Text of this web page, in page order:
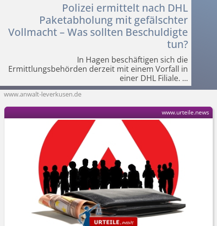
Polizei ermittelt nach DHL
Paketabholung mit gefälschter
Vollmacht – Was sollten Beschuldigte
tun?
In Hagen beschäftigen sich die
Ermittlungsbehörden derzeit mit einem Vorfall in
einer DHL Filiale. ...
www.anwalt-leverkusen.de
www.urteile.news